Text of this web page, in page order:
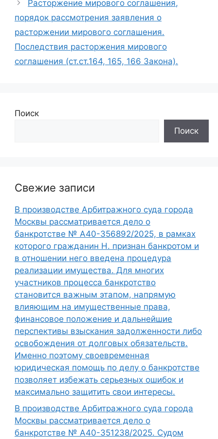
Расторжение мирового соглашения,
порядок рассмотрения заявления о
расторжении мирового соглашения.
Последствия расторжения мирового
соглашения (ст.ст.164, 165, 166 Закона).
Поиск
Поиск
Свежие записи
В производстве Арбитражного суда города
Москвы рассматривается дело о
банкротстве № А40-356892/2025, в рамках
которого гражданин Н. признан банкротом и
в отношении него введена процедура
реализации имущества. Для многих
участников процесса банкротство
становится важным этапом, напрямую
влияющим на имущественные права,
финансовое положение и дальнейшие
перспективы взыскания задолженности либо
освобождения от долговых обязательств.
Именно поэтому своевременная
юридическая помощь по делу о банкротстве
позволяет избежать серьезных ошибок и
максимально защитить свои интересы.
В производстве Арбитражного суда города
Москвы рассматривается дело о
банкротстве № А40-351238/2025. Судом